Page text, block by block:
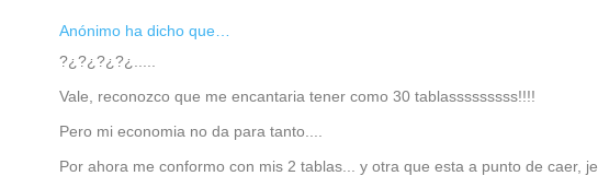
Anónimo ha dicho que…
?¿?¿?¿?¿.....
Vale, reconozco que me encantaria tener como 30 tablasssssssss!!!!
Pero mi economia no da para tanto....
Por ahora me conformo con mis 2 tablas... y otra que esta a punto de caer, je.